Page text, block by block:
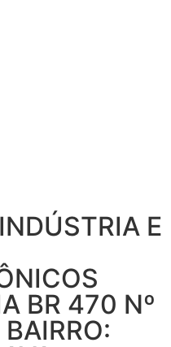
E
BR 470 Nº